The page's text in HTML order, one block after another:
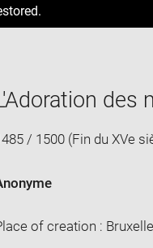
des
/ 1500 (Fin du XVe
of creation :